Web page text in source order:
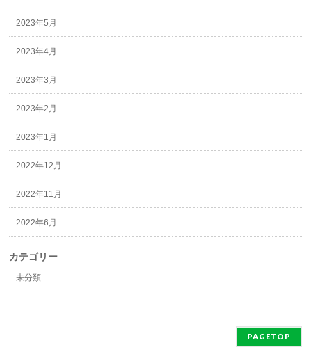
2023年5月
2023年4月
2023年3月
2023年2月
2023年1月
2022年12月
2022年11月
2022年6月
カテゴリー
未分類
PAGETOP